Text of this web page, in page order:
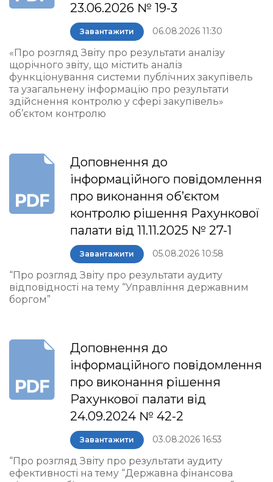
23.06.2026 № 19-3
Завантажити 06.08.2026 11:30
«Про розгляд Звіту про результати аналізу
щорічного звіту, що містить аналіз
функціонування системи публічних закупівель
та узагальнену інформацію про результати
здійснення контролю у сфері закупівель»
об’єктом контролю
Доповнення до
інформаційного повідомлення
про виконання об’єктом
контролю рішення Рахункової
палати від 11.11.2025 № 27-1
Завантажити 05.08.2026 10:58
“Про розгляд Звіту про результати аудиту
відповідності на тему “Управління державним
боргом”
Доповнення до
інформаційного повідомлення
про виконання рішення
Рахункової палати від
24.09.2024 № 42-2
Завантажити 03.08.2026 16:53
“Про розгляд Звіту про результати аудиту
ефективності на тему “Державна фінансова